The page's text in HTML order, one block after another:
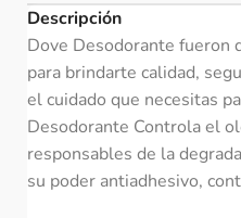
Descripción
Dove Desodorante fueron
para brindarte calidad,
el cuidado que necesitas
Desodorante Controla el
responsables de la
su poder antiadhesivo,